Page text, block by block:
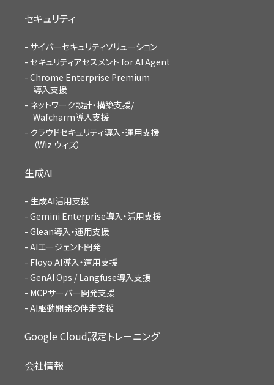
セキュリティ
サイバーセキュリティソリューション
セキュリティアセスメント for AI Agent
Chrome Enterprise Premium
導入支援
ネットワーク設計・構築支援/
Wafcharm導入支援
クラウドセキュリティ導入・運用支援
（Wiz ウィズ）
生成AI
生成AI活用支援
Gemini Enterprise導入・活用支援
Glean導入・運用支援
AIエージェント開発
Floyo AI導入・運用支援
GenAI Ops / Langfuse導入支援
MCPサーバー開発支援
AI駆動開発の伴走支援
Google Cloud認定トレーニング
会社情報